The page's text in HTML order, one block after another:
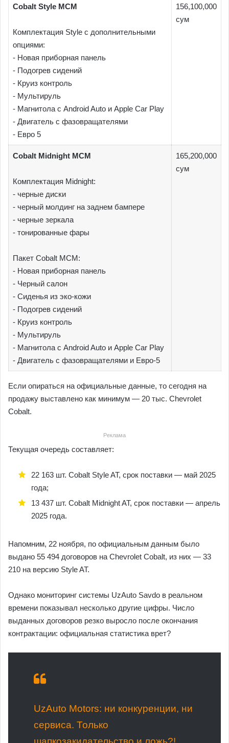
Cobalt Style MCM
Комплектация Style c дополнительными
опциями:
- Новая приборная панель
- Подогрев сидений
- Круиз контроль
- Мультируль
- Магнитола с Android Auto и Apple Car Play
- Двигатель с фазовращателями
- Евро 5
156,100,000
сум
Cobalt Midnight MCM
Комплектация Midnight:
- черные диски
- черный молдинг на заднем бампере
- черные зеркала
- тонированные фары
Пакет Cobalt МСМ:
- Новая приборная панель
- Черный салон
- Сиденья из эко-кожи
- Подогрев сидений
- Круиз контроль
- Мультируль
- Магнитола с Android Auto и Apple Car Play
- Двигатель с фазовращателями и Евро-5
165,200,000
сум
Если опираться на официальные данные, то сегодня на
продажу выставлено как минимум — 20 тыс. Chevrolet
Cobalt.
Реклама
Текущая очередь составляет:
22 163 шт. Cobalt Style AT, срок поставки — май 2025
года;
13 437 шт. Cobalt Midnight AT, срок поставки — апрель
2025 года.
Напомним, 22 ноября, по официальным данным было
выдано 55 494 договоров на Chevrolet Cobalt, из них — 33
210 на версию Style AT.
Однако мониторинг системы UzAuto Savdo в реальном
времени показывал несколько другие цифры. Число
выданных договоров резко выросло после окончания
контрактации: официальная статистика врет?
UzAuto Motors: ни конкуренции, ни
сервиса. Только